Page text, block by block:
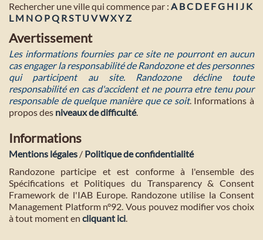
Rechercher une ville qui commence par : A BC D E FG H I J K
L M NO PQ RST U VWXYZ
Avertissement
Les informations fournies par ce site ne pourront en aucun
cas engager la responsabilité de Randozone et des personnes
qui participent au site. Randozone décline toute
responsabilité en cas d'accident et ne pourra etre tenu pour
responsable de quelque manière que ce soit. Informations à
propos des niveaux de difficulté.
Informations
Mentions légales / Politique de confidentialité
Randozone participe et est conforme à l'ensemble des
Spécifications et Politiques du Transparency & Consent
Framework de l'IAB Europe. Randozone utilise la Consent
Management Platform n°92. Vous pouvez modifier vos choix
à tout moment en cliquant ici.